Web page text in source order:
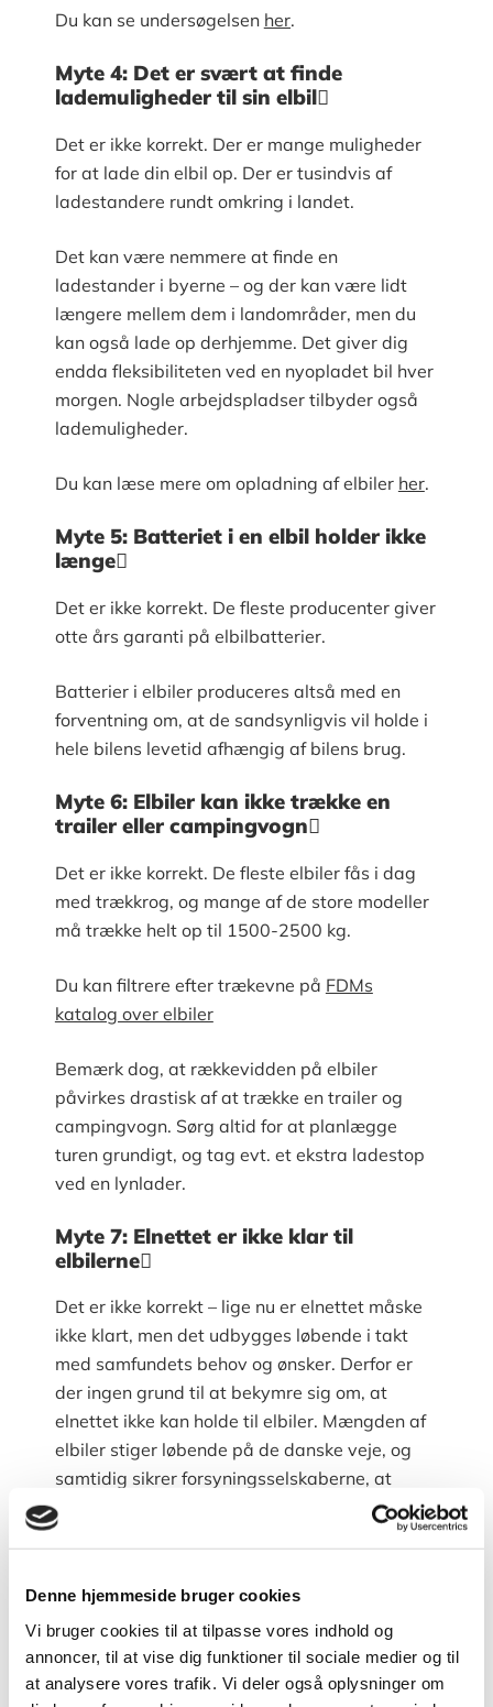
Denne hjemmeside bruger cookies
Vi bruger cookies til at tilpasse vores indhold og
annoncer, til at vise dig funktioner til sociale medier og til
at analysere vores trafik. Vi deler også oplysninger om
Du kan se undersøgelsen her.
Myte 4: Det er svært at finde
lademuligheder til sin elbil
Det er ikke korrekt. Der er mange muligheder
for at lade din elbil op. Der er tusindvis af
ladestandere rundt omkring i landet.
Det kan være nemmere at finde en
ladestander i byerne – og der kan være lidt
længere mellem dem i landområder, men du
kan også lade op derhjemme. Det giver dig
endda fleksibiliteten ved en nyopladet bil hver
morgen. Nogle arbejdspladser tilbyder også
lademuligheder.
Du kan læse mere om opladning af elbiler her.
Myte 5: Batteriet i en elbil holder ikke
længe
Det er ikke korrekt. De fleste producenter giver
otte års garanti på elbilbatterier.
Batterier i elbiler produceres altså med en
forventning om, at de sandsynligvis vil holde i
hele bilens levetid afhængig af bilens brug.
Myte 6: Elbiler kan ikke trække en
trailer eller campingvogn
Det er ikke korrekt. De fleste elbiler fås i dag
med trækkrog, og mange af de store modeller
må trække helt op til 1500-2500 kg.
Du kan filtrere efter trækevne på FDMs
katalog over elbiler
Bemærk dog, at rækkevidden på elbiler
påvirkes drastisk af at trække en trailer og
campingvogn. Sørg altid for at planlægge
turen grundigt, og tag evt. et ekstra ladestop
ved en lynlader.
Myte 7: Elnettet er ikke klar til
elbilerne
Det er ikke korrekt – lige nu er elnettet måske
ikke klart, men det udbygges løbende i takt
med samfundets behov og ønsker. Derfor er
der ingen grund til at bekymre sig om, at
elnettet ikke kan holde til elbiler. Mængden af
elbiler stiger løbende på de danske veje, og
samtidig sikrer forsyningsselskaberne, at
elnettet tilpasses til behovet.
at Danmark omstiller elproduktionen til grøn
strøm. Det betyder, at jo længere tid, du kører i
en elbil, des grønnere bliver den, for den
oplades jo med det strømmiks, der findes i